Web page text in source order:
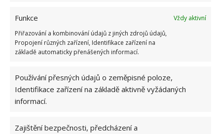
Funkce
Vždy aktivní
Přiřazování a kombinování údajů z jiných zdrojů údajů,
Propojení různých zařízení, Identifikace zařízení na
základě automaticky přenášených informací.
Používání přesných údajů o zeměpisné poloze,
Identifikace zařízení na základě aktivně vyžádaných
informací.
Zajištění bezpečnosti, předcházení a
domova je třeba i sprcha. I při delším pobytu je
hygiena zaručena. Samozřejmostí je tu i toaleta, i
když ta je řešena využitím chemického WC.